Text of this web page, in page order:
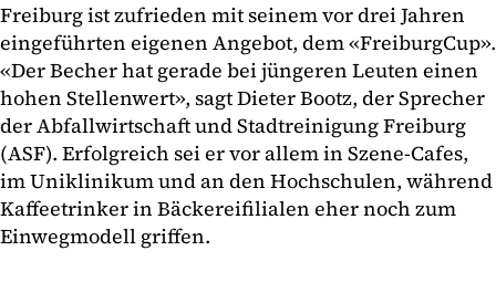
Freiburg ist zufrieden mit seinem vor drei Jahren
eingeführten eigenen Angebot, dem «FreiburgCup».
«Der Becher hat gerade bei jüngeren Leuten einen
hohen Stellenwert», sagt Dieter Bootz, der Sprecher
der Abfallwirtschaft und Stadtreinigung Freiburg
(ASF). Erfolgreich sei er vor allem in Szene-Cafes,
im Uniklinikum und an den Hochschulen, während
Kaffeetrinker in Bäckereifilialen eher noch zum
Einwegmodell griffen.